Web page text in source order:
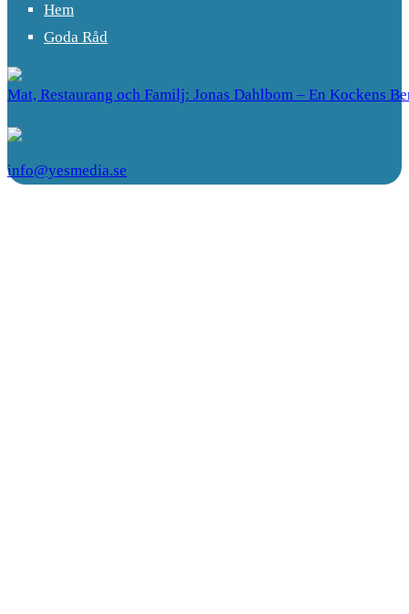
Hem
Goda Råd
Mat, Restaurang och Familj: Jonas Dahlbom – En Kockens
info@yesmedia.se